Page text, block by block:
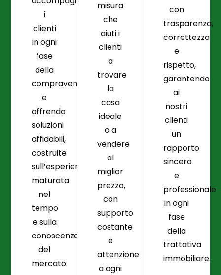
i
clienti
in ogni
fase
della
compravendita
e
offrendo
soluzioni
affidabili,
costruite
sull’esperienza
maturata
nel
tempo
e sulla
conoscenza
del
mercato.
misura
che
aiuti i
clienti
a
trovare
la
casa
ideale
o a
vendere
al
miglior
prezzo,
con
supporto
costante
e
attenzione
a ogni
con
trasparenza,
correttezza
e
rispetto,
garantendo
ai
nostri
clienti
un
rapporto
sincero
e
professionale
in ogni
fase
della
trattativa
immobiliare.